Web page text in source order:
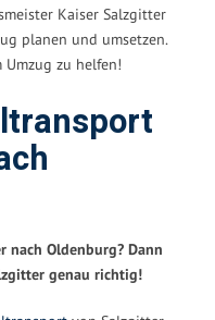
Kaiser Salzgitter
planen und umsetzen.
zu helfen!
nach Oldenburg? Dann
genau richtig!